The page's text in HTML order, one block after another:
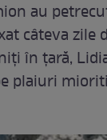
au
câteva zile
în ţară,
plaiuri